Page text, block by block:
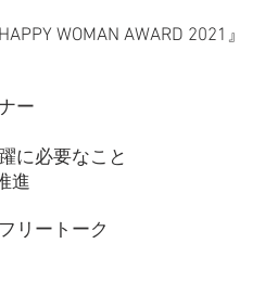
WOMAN AWARD 2021』
ー
に必要なこと
進
リートーク